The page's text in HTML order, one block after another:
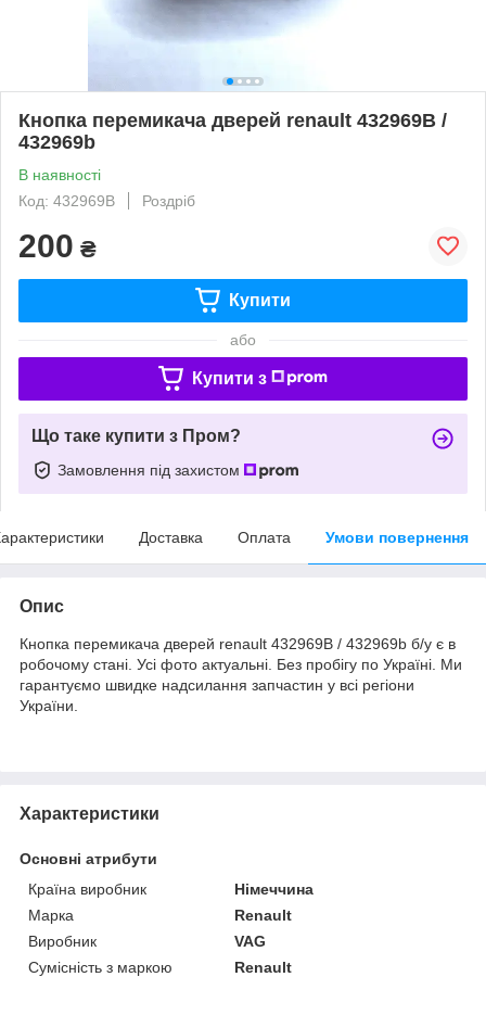
Кнопка перемикача дверей renault 432969B /
432969b
В наявності
Код: 432969B
Роздріб
200 ₴
Купити
або
Купити з
Що таке купити з Пром?
Замовлення під захистом
Доставка Оплата Умови повернення
Опис
Кнопка перемикача дверей renault 432969B / 432969b б/у є в
робочому стані. Усі фото актуальні. Без пробігу по Україні. Ми
гарантуємо швидке надсилання запчастин у всі регіони
України.
Характеристики
Основні атрибути
Країна виробник
Німеччина
Марка
Renault
Виробник
VAG
Сумісність з маркою
Renault